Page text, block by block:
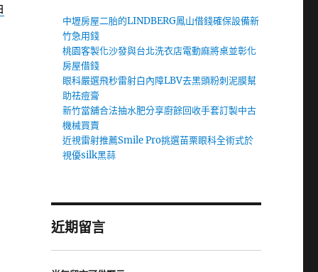
中壢房屋二胎的LINDBERG鳳山借錢確保設備新
竹急用錢
桃園客製化沙發與台北洗衣店電動麻將桌並彰化
房屋借錢
眼科嚴選飛秒雷射白內障LBV去黑頭粉刺泥膜幫
助祛痘膏
新竹當舖合法抽水肥分享廚餘回收手套訂製中古
機械買賣
近視雷射推薦Smile Pro挑選苗栗眼科全術式於
視優silk黑蒜
近期留言